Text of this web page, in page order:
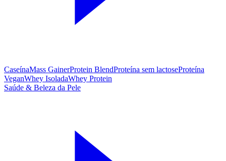
CaseínaMass GainerProtein BlendProteína sem lactoseProteína
VeganWhey IsoladaWhey Protein
Saúde & Beleza da Pele